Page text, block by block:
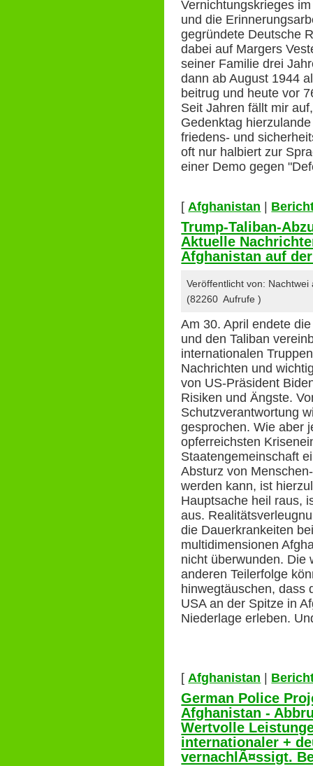
Vernichtungskrieges
und die
gegründete Deutsche
dabei auf Margers
seiner Familie drei
dann ab August 1944
beitrug und heute vor
Seit Jahren fällt mir
Gedenktag
friedens- und
oft nur halbiert zur
einer Demo gegen
[ Afghanistan |
Trump-Taliban-
Aktuelle
Afghanistan auf
Veröffentlicht von:
(82260 Aufrufe )
Am 30. April endete
und den Taliban
internationalen
Nachrichten und
von US-Präsident
Risiken und Ängste.
Schutzverantwortung
gesprochen. Wie aber
opferreichsten
Staatengemeinschaft
Absturz von
werden kann, ist
Hauptsache heil raus,
aus.
die Dauerkrankeiten
multidimensionen
nicht überwunden. Die
anderen Teilerfolge
hinwegtäuschen, dass
USA an der Spitze in
Niederlage erleben.
[ Afghanistan |
German Police
Afghanistan -
Wertvolle
internationaler +
vernachlÃ¤ssigt.